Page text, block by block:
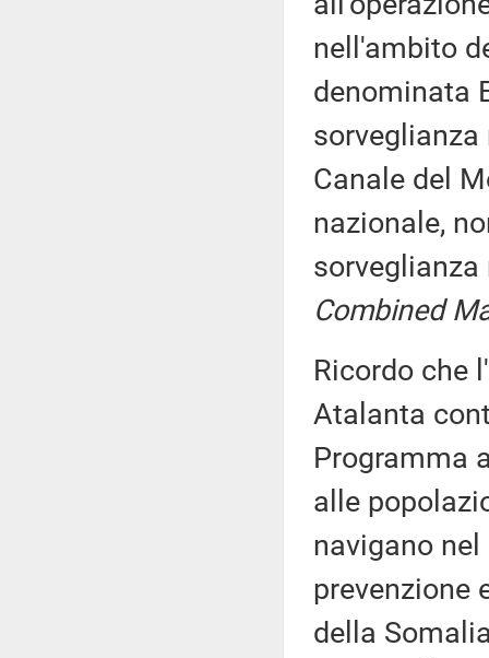
nell'ambito
denominata
Canale del
nazionale,
Combined
Ricordo che
Atalanta
Programma
alle
navigano
prevenzione
della